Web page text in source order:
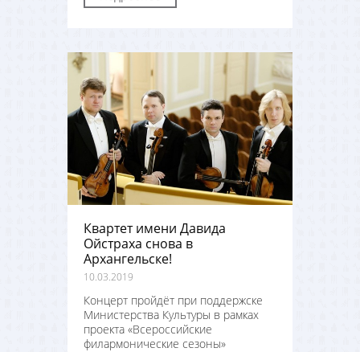
Квартет имени Давида
Ойстраха снова в
Архангельске!
10.03.2019
Концерт пройдёт при поддержске
Министерства Культуры в рамках
проекта «Всероссийские
филармонические сезоны»